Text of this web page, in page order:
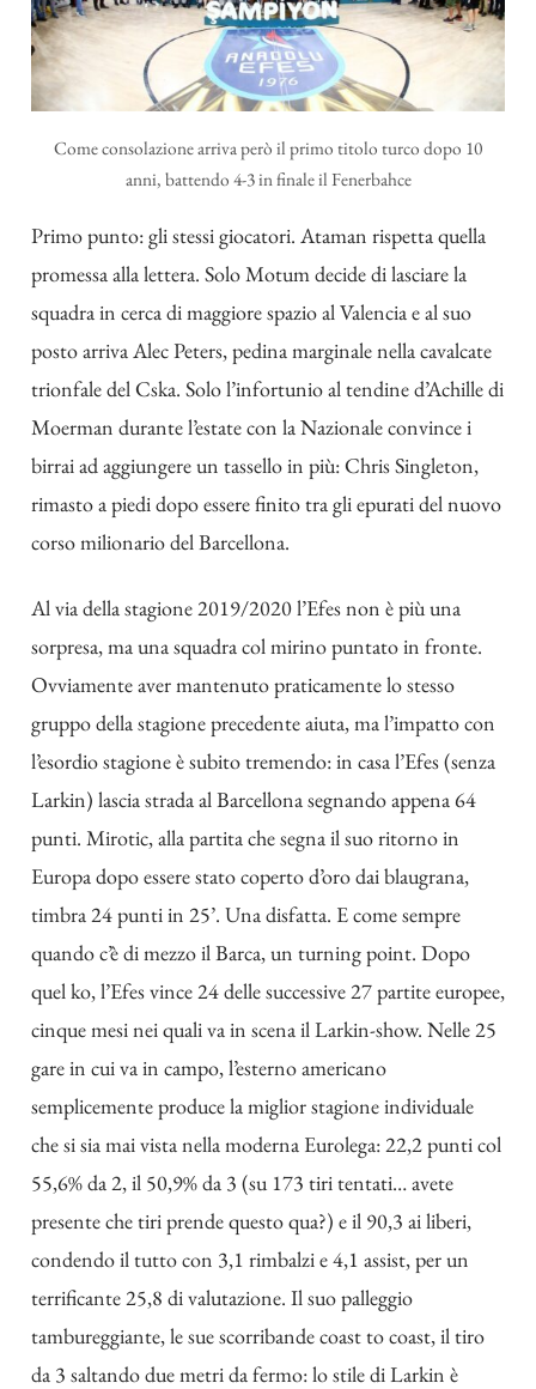
Come consolazione arriva però il primo titolo turco dopo 10
anni, battendo 4-3 in finale il Fenerbahce
Primo punto: gli stessi giocatori. Ataman rispetta quella
promessa alla lettera. Solo Motum decide di lasciare la
squadra in cerca di maggiore spazio al Valencia e al suo
posto arriva Alec Peters, pedina marginale nella cavalcate
trionfale del Cska. Solo l’infortunio al tendine d’Achille di
Moerman durante l’estate con la Nazionale convince i
birrai ad aggiungere un tassello in più: Chris Singleton,
rimasto a piedi dopo essere finito tra gli epurati del nuovo
corso milionario del Barcellona.
Al via della stagione 2019/2020 l’Efes non è più una
sorpresa, ma una squadra col mirino puntato in fronte.
Ovviamente aver mantenuto praticamente lo stesso
gruppo della stagione precedente aiuta, ma l’impatto con
l’esordio stagione è subito tremendo: in casa l’Efes (senza
Larkin) lascia strada al Barcellona segnando appena 64
punti. Mirotic, alla partita che segna il suo ritorno in
Europa dopo essere stato coperto d’oro dai blaugrana,
timbra 24 punti in 25’. Una disfatta. E come sempre
quando c’è di mezzo il Barca, un turning point. Dopo
quel ko, l’Efes vince 24 delle successive 27 partite europee,
cinque mesi nei quali va in scena il Larkin-show. Nelle 25
gare in cui va in campo, l’esterno americano
semplicemente produce la miglior stagione individuale
che si sia mai vista nella moderna Eurolega: 22,2 punti col
55,6% da 2, il 50,9% da 3 (su 173 tiri tentati… avete
presente che tiri prende questo qua?) e il 90,3 ai liberi,
condendo il tutto con 3,1 rimbalzi e 4,1 assist, per un
terrificante 25,8 di valutazione. Il suo palleggio
tambureggiante, le sue scorribande coast to coast, il tiro
da 3 saltando due metri da fermo: lo stile di Larkin è